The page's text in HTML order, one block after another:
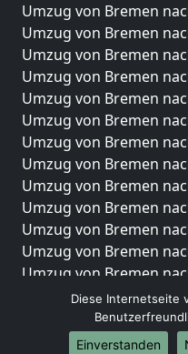
Umzug von Bremen
Umzug von Bremen
Umzug von Bremen
Umzug von Bremen
Umzug von Bremen
Umzug von Bremen
Umzug von Bremen
Umzug von Bremen
Umzug von Bremen
Umzug von Bremen
Umzug von Bremen
Umzug von Bremen
Umzug von Bremen
Umzug von Bremen
Umzug von Bremen
Umzug von Bremen
Diese Internetseite
Einverstanden